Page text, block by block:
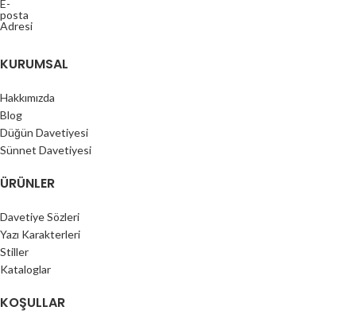
KURUMSAL
Hakkımızda
Blog
Düğün Davetiyesi
Sünnet Davetiyesi
ÜRÜNLER
Davetiye Sözleri
Yazı Karakterleri
Stiller
Kataloglar
KOŞULLAR